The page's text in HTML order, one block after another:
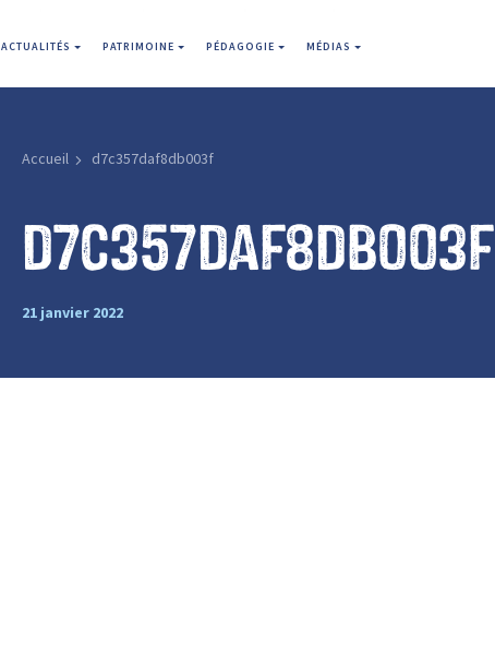
ACTUALITÉS PATRIMOINE PÉDAGOGIE MÉDIAS
Accueil d7c357daf8db003f
d7c357daf8db003f
21 janvier 2022